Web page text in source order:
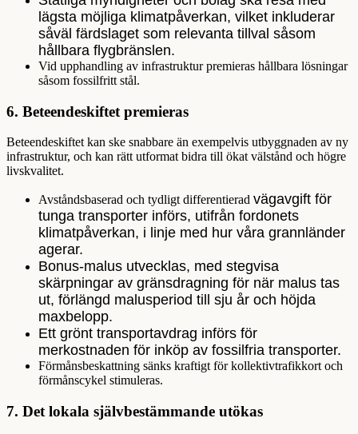
lägsta möjliga klimatpåverkan, vilket inkluderar
såväl färdslaget som relevanta tillval såsom
hållbara flygbränslen.
Vid upphandling av infrastruktur premieras hållbara lösningar
såsom fossilfritt stål.
6. Beteendeskiftet premieras
Beteendeskiftet kan ske snabbare än exempelvis utbyggnaden av ny
infrastruktur, och kan rätt utformat bidra till ökat välstånd och högre
livskvalitet.
Avståndsbaserad och tydligt differentierad vägavgift för
tunga transporter införs, utifrån fordonets
klimatpåverkan, i linje med hur våra grannländer
agerar.
Bonus-malus utvecklas, med stegvisa
skärpningar av gränsdragning för när malus tas
ut, förlängd malusperiod till sju år och höjda
maxbelopp.
Ett grönt transportavdrag införs för
merkostnaden för inköp av fossilfria transporter.
Förmånsbeskattning sänks kraftigt för kollektivtrafikkort och
förmånscykel stimuleras.
7. Det lokala självbestämmande utökas